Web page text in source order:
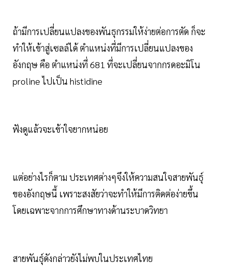
ถ้ามีการเปลี่ยนแปลงของพันธุกรรมให้ง่ายต่อการตัด ก็จะ
ทำให้เข้าสู่เซลล์ได้ ตำแหน่งที่มีการเปลี่ยนแปลงของ
อังกฤษ คือ ตำแหน่งที่ 681 ที่จะเปลี่ยนจากกรดอะมิโน
proline ไปเป็น histidine
ฟังดูแล้วจะเข้าใจยากหน่อย
แต่อย่างไรก็ตาม ประเทศต่างๆจึงให้ความสนใจสายพันธุ์
ของอังกฤษนี้ เพราะสงสัยว่าจะทำให้มีการติดต่อง่ายขึ้น
โดยเฉพาะจากการศึกษาทางด้านระบาดวิทยา
สายพันธุ์ดังกล่าวยังไม่พบในประเทศไทย